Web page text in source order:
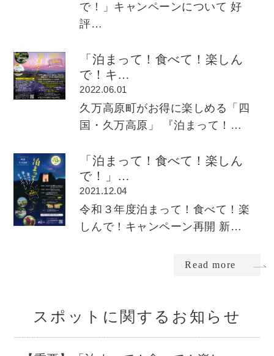
で！」キャンペーンについて 好
評…
「泊まって！食べて！楽しん
で！キ…
2022.06.01
久万高原町がお得に楽しめる「四
国・久万高原」 『泊まって！…
「泊まって！食べて！楽しん
で！」…
2021.12.04
令和３年度泊まって！食べて！楽
しんで！キャンペーン再開 新…
Read more
スポットに関するお知らせ